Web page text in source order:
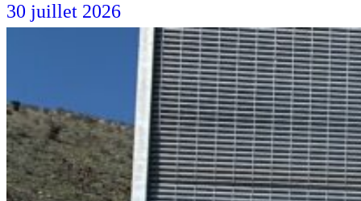
30 juillet 2026